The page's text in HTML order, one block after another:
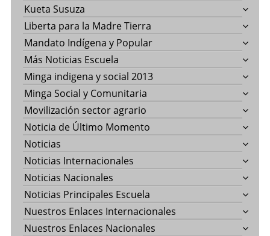
Kueta Susuza
Liberta para la Madre Tierra
Mandato Indígena y Popular
Más Noticias Escuela
Minga indigena y social 2013
Minga Social y Comunitaria
Movilización sector agrario
Noticia de Último Momento
Noticias
Noticias Internacionales
Noticias Nacionales
Noticias Principales Escuela
Nuestros Enlaces Internacionales
Nuestros Enlaces Nacionales